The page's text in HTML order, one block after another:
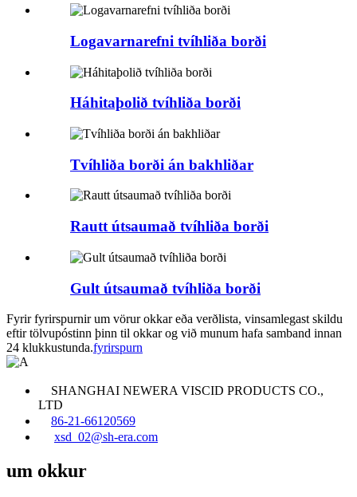
Logavarnarefni tvíhliða borði
Háhitaþolið tvíhliða borði
Tvíhliða borði án bakhliðar
Rautt útsaumað tvíhliða borði
Gult útsaumað tvíhliða borði
Fyrir fyrirspurnir um vörur okkar eða verðlista, vinsamlegast skildu
eftir tölvupóstinn þinn til okkar og við munum hafa samband innan
24 klukkustunda.fyrirspurn
SHANGHAI NEWERA VISCID PRODUCTS CO.,
LTD
86-21-66120569
xsd_02@sh-era.com
um okkur